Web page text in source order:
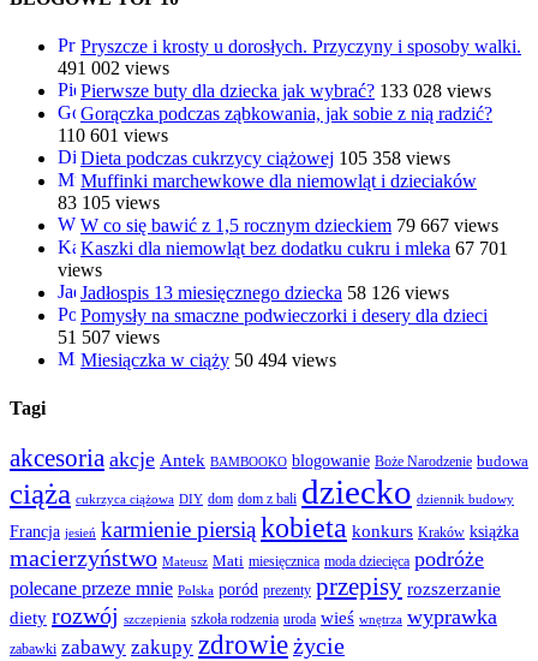
Pryszcze i krosty u dorosłych. Przyczyny i sposoby walki.
491 002 views
Pierwsze buty dla dziecka jak wybrać? 133 028 views
Gorączka podczas ząbkowania, jak sobie z nią radzić?
110 601 views
Dieta podczas cukrzycy ciążowej 105 358 views
Muffinki marchewkowe dla niemowląt i dzieciaków
83 105 views
W co się bawić z 1,5 rocznym dzieckiem 79 667 views
Kaszki dla niemowląt bez dodatku cukru i mleka 67 701
views
Jadłospis 13 miesięcznego dziecka 58 126 views
Pomysły na smaczne podwieczorki i desery dla dzieci
51 507 views
Miesiączka w ciąży 50 494 views
Tagi
akcesoria akcje Antek BAMBOOKO blogowanie Boże Narodzenie budowa
ciąża cukrzyca ciążowa DIY dom dom z bali dziecko dziennik budowy
Francja jesień karmienie piersiąkobieta konkurs Kraków książka
macierzyństwo Mateusz Mati miesięcznica moda dziecięca podróże
polecane przeze mnie Polska poród prezenty przepisy rozszerzanie
diety rozwój szczepienia szkoła rodzenia uroda wieś wnętrza wyprawka
zabawki zabawy zakupy zdrowieżycie